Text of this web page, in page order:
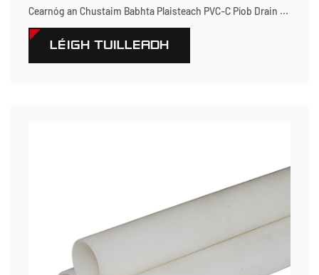
Cearnóg an Chustaim Babhta Plaisteach PVC-C Píob Drain ...
LÉIGH TUILLEADH